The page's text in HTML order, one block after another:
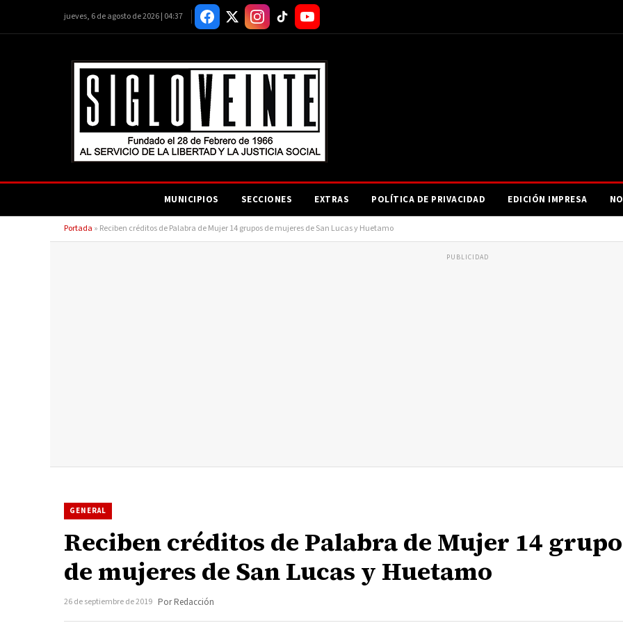
jueves, 6 de agosto de 2026 | 04:37
MUNICIPIOS SECCIONES EXTRAS POLÍTICA DE PRIVACIDAD EDICIÓN IMPRESA
Portada » Reciben créditos de Palabra de Mujer 14 grupos de mujeres de San Lucas y Huetamo
PUBLICIDAD
GENERAL
Reciben créditos de Palabra de Mujer 14
de mujeres de San Lucas y Huetamo
26 de septiembre de 2019 Por Redacción